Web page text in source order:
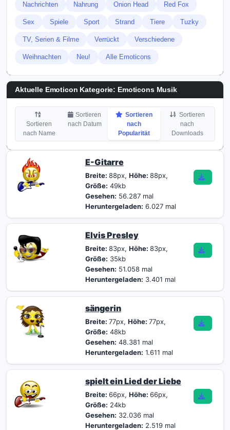
Nachrichten Nahrung Onion Head Red Fox
Sex Spiele Sport Strand Tiere Tuzky
TV, Serien & Filme Verrückt Verschiedene
Weihnachten Neu! Alle Emoticons
Aktuelle Emoticon Kategorie: Emoticons Musik
Sortieren
nach Name
Sortieren
nach Datum
Sortieren
nach
Popularität
Sortieren
nach
Downloads
E-Gitarre
Breite: 88px, Höhe: 88px,
Größe: 49kb
Gesehen: 56.287 mal
Heruntergeladen: 6.027 mal
Elvis Presley
Breite: 83px, Höhe: 83px,
Größe: 35kb
Gesehen: 51.058 mal
Heruntergeladen: 3.401 mal
sängerin
Breite: 77px, Höhe: 77px,
Größe: 48kb
Gesehen: 48.381 mal
Heruntergeladen: 1.611 mal
spielt ein Lied der Liebe
Breite: 66px, Höhe: 66px,
Größe: 24kb
Gesehen: 32.036 mal
Heruntergeladen: 2.519 mal